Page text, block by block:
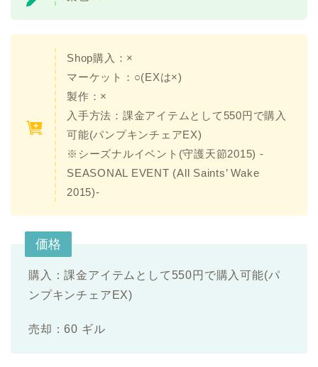
Shop購入：×
マーケット：○(EXは×)
製作：×
入手方法：課金アイテムとして550円で購入
可能(パンプキンチェアEX)
※シーズナルイベント(守護天節2015) -
SEASONAL EVENT (All Saints’ Wake
2015)-
価格
購入：課金アイテムとして550円で購入可能(パ
ンプキンチェアEX)
売却：60 ギル